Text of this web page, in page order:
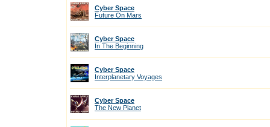
Cyber Space
Future On Mars
Cyber Space
In The Beginning
Cyber Space
Interplanetary Voyages
Cyber Space
The New Planet